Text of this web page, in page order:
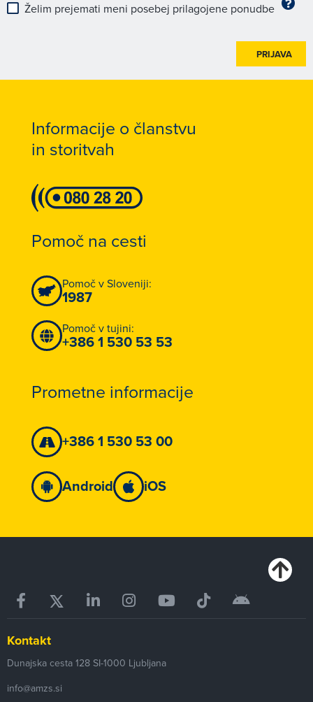
Želim prejemati meni posebej prilagojene ponudbe
PRIJAVA
Informacije o članstvu
in storitvah
Pomoč na cesti
Pomoč v Sloveniji:
1987
Pomoč v tujini:
+386 1 530 53 53
Prometne informacije
+386 1 530 53 00
Android iOS
Kontakt
Dunajska cesta 128 SI-1000 Ljubljana
info@amzs.si